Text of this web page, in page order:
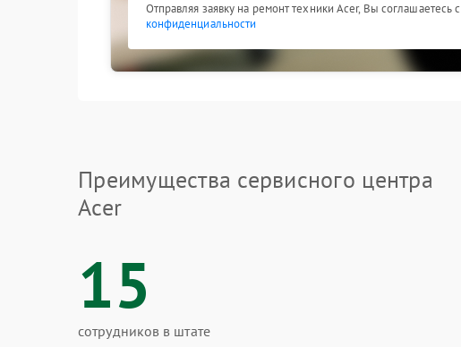
Отправляя заявку на ремонт техники Acer, Вы соглашаетесь с
конфиденциальности
Преимущества сервисного центра
Acer
15
сотрудников в штате